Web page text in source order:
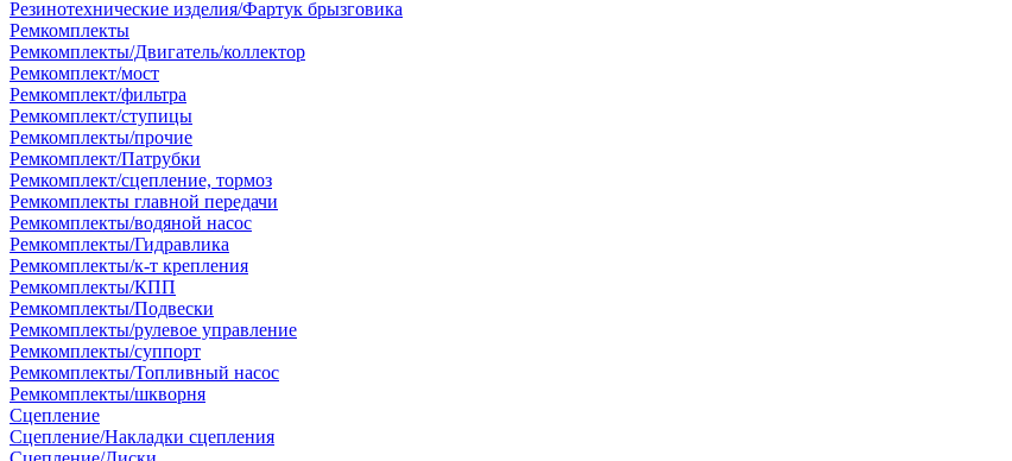
Резинотехнические изделия/Фартук брызговика
Ремкомплекты
Ремкомплекты/Двигатель/коллектор
Ремкомплект/мост
Ремкомплект/фильтра
Ремкомплект/ступицы
Ремкомплекты/прочие
Ремкомплект/Патрубки
Ремкомплект/сцепление, тормоз
Ремкомплекты главной передачи
Ремкомплекты/водяной насос
Ремкомплекты/Гидравлика
Ремкомплекты/к-т крепления
Ремкомплекты/КПП
Ремкомплекты/Подвески
Ремкомплекты/рулевое управление
Ремкомплекты/суппорт
Ремкомплекты/Топливный насос
Ремкомплекты/шкворня
Сцепление
Сцепление/Накладки сцепления